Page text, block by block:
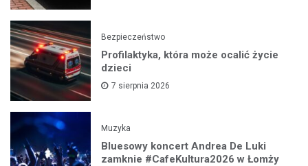
Bezpieczeństwo
Profilaktyka, która może ocalić życie
dzieci
7 sierpnia 2026
Muzyka
Bluesowy koncert Andrea De Luki
zamknie #CafeKultura2026 w Łomży